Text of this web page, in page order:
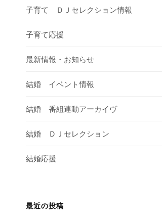
子育て ＤＪセレクション情報
子育て応援
最新情報・お知らせ
結婚 イベント情報
結婚 番組連動アーカイヴ
結婚 ＤＪセレクション
結婚応援
最近の投稿